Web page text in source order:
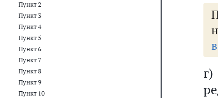
Пункт 2
Пункт 3
Пункт 4
Пункт 5
Пункт 6
Пункт 7
Пункт 8
Пункт 9
Пункт 10